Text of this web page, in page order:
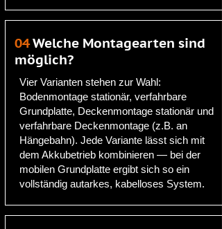
04Welche Montagearten sind
möglich?
Vier Varianten stehen zur Wahl:
Bodenmontage stationär, verfahrbare
Grundplatte, Deckenmontage stationär und
verfahrbare Deckenmontage (z.B. an
Hängebahn). Jede Variante lässt sich mit
dem Akkubetrieb kombinieren — bei der
mobilen Grundplatte ergibt sich so ein
vollständig autarkes, kabelloses System.